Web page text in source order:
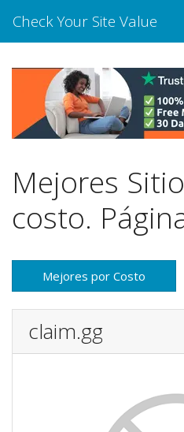
Check Your Site Value
Mejores
costo.
Mejores por Costo
claim.gg